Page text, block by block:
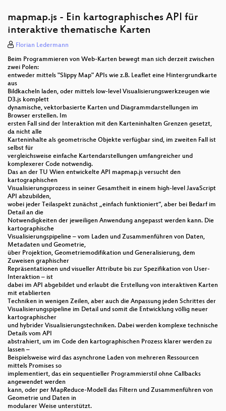
mapmap.js - Ein kartographisches API für
interaktive thematische Karten
Florian Ledermann
Beim Programmieren von Web-Karten bewegt man sich derzeit zwischen
zwei Polen:
entweder mittels "Slippy Map" APIs wie z.B. Leaflet eine Hintergrundkarte
aus
Bildkacheln laden, oder mittels low-level Visualisierungswerkzeugen wie
D3.js komplett
dynamische, vektorbasierte Karten und Diagrammdarstellungen im
Browser erstellen. Im
ersten Fall sind der Interaktion mit den Karteninhalten Grenzen gesetzt,
da nicht alle
Karteninhalte als geometrische Objekte verfügbar sind, im zweiten Fall ist
selbst für
vergleichsweise einfache Kartendarstellungen umfangreicher und
komplexerer Code notwendig.
Das an der TU Wien entwickelte API mapmap.js versucht den
kartographischen
Visualisierungsprozess in seiner Gesamtheit in einem high-level JavaScript
API abzubilden,
wobei jeder Teilaspekt zunächst „einfach funktioniert“, aber bei Bedarf im
Detail an die
Notwendigkeiten der jeweiligen Anwendung angepasst werden kann. Die
kartographische
Visualisierungspipeline – vom Laden und Zusammenführen von Daten,
Metadaten und Geometrie,
über Projektion, Geometriemodifikation und Generalisierung, dem
Zuweisen graphischer
Repräsentationen und visueller Attribute bis zur Spezifikation von User-
Interaktion – ist
dabei im API abgebildet und erlaubt die Erstellung von interaktiven Karten
mit etablierten
Techniken in wenigen Zeilen, aber auch die Anpassung jeden Schrittes der
Visualisierungspipeline im Detail und somit die Entwicklung völlig neuer
kartographischer
und hybrider Visualisierungstechniken. Dabei werden komplexe technische
Details vom API
abstrahiert, um im Code den kartographischen Prozess klarer werden zu
lassen –
Beispielsweise wird das asynchrone Laden von mehreren Ressourcen
mittels Promises so
implementiert, das ein sequentieller Programmierstil ohne Callbacks
angewendet werden
kann, oder per MapReduce-Modell das Filtern und Zusammenführen von
Geometrie und Daten in
modularer Weise unterstützt.